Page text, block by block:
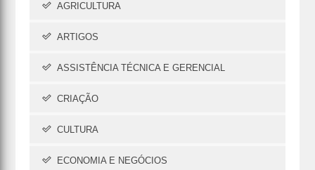
AGRICULTURA
ARTIGOS
ASSISTÊNCIA TÉCNICA E GERENCIAL
CRIAÇÃO
CULTURA
ECONOMIA E NEGÓCIOS